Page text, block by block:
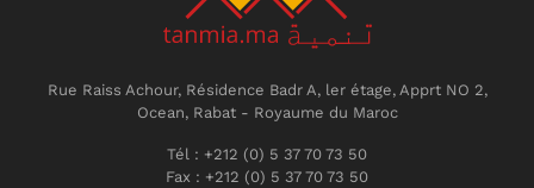
Rue Raiss Achour, Résidence Badr A, ler étage, Apprt NO 2,
Ocean, Rabat - Royaume du Maroc
Tél : +212 (0) 5 37 70 73 50
Fax : +212 (0) 5 37 70 73 50